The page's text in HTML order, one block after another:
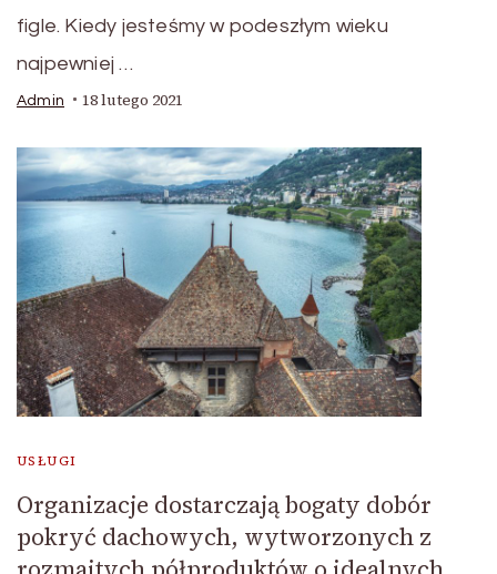
figle. Kiedy jesteśmy w podeszłym wieku
najpewniej …
Admin 18 lutego 2021
USŁUGI
Organizacje dostarczają bogaty dobór
pokryć dachowych, wytworzonych z